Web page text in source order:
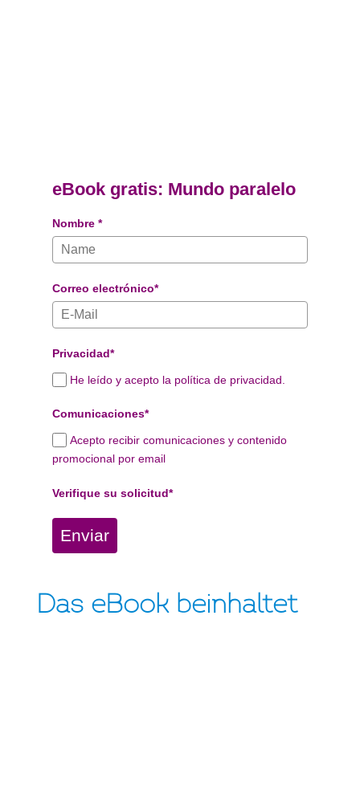
eBook gratis: Mundo paralelo
Nombre *
Correo electrónico*
Privacidad*
He leído y acepto la política de privacidad.
Comunicaciones*
Acepto recibir comunicaciones y contenido
promocional por email
Verifique su solicitud*
Enviar
Das eBook beinhaltet